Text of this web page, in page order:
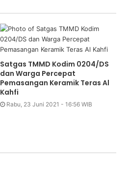
Satgas TMMD Kodim 0204/DS
dan Warga Percepat
Pemasangan Keramik Teras Al
Kahfi
Rabu, 23 Juni 2021 - 16:56 WIB